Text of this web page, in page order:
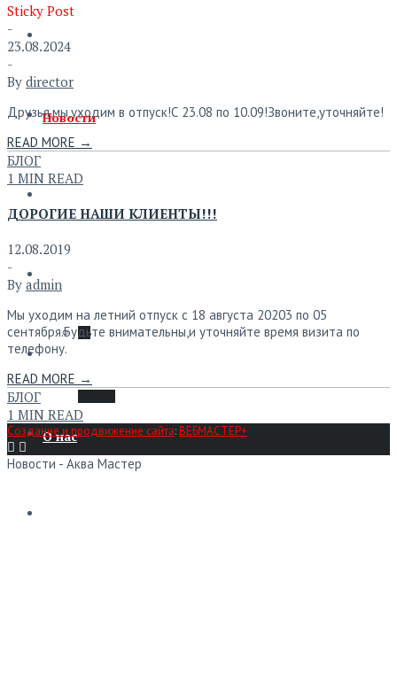
Главная
Новости
Обмерка
Ремонт
О нас
Sticky Post
-
23.08.2024
-
By director
Друзья,мы,уходим в отпуск!С 23.08 по 10.09!Звоните,уточняйте!
READ MORE →
БЛОГ
1 MIN READ
ДОРОГИЕ НАШИ КЛИЕНТЫ!!!
12.08.2019
-
By admin
Мы уходим на летний отпуск с 18 августа 20203 по 05
сентября.Будьте внимательны,и уточняйте время визита по
телефону.
READ MORE →
БЛОГ
1 MIN READ
Создание и продвижение сайта:ВЕБМАСТЕР+
Новости - Аква Мастер